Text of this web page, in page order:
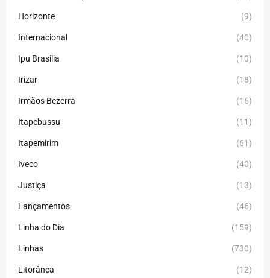
Horizonte (9)
Internacional (40)
Ipu Brasilia (10)
Irizar (18)
Irmãos Bezerra (16)
Itapebussu (11)
Itapemirim (61)
Iveco (40)
Justiça (13)
Lançamentos (46)
Linha do Dia (159)
Linhas (730)
Litorânea (12)